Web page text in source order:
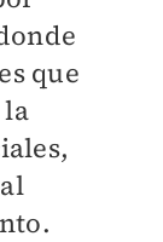
que
la